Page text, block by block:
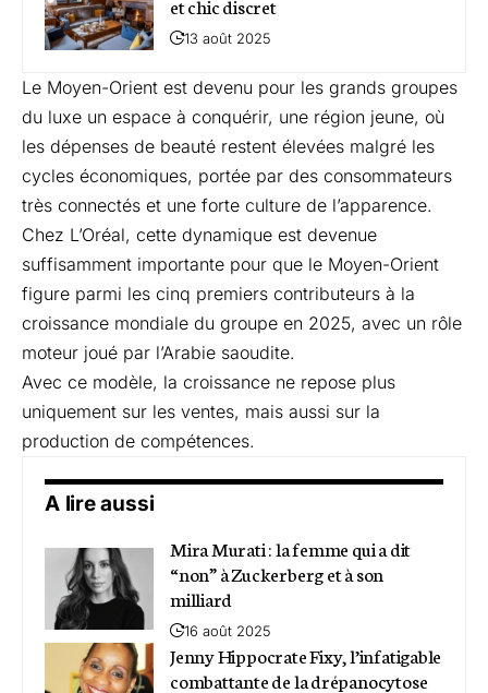
13 août 2025
Le Moyen-Orient est devenu pour les grands groupes
du luxe un espace à conquérir, une région jeune, où
les dépenses de beauté restent élevées malgré les
cycles économiques, portée par des consommateurs
très connectés et une forte culture de l’apparence.
Chez L’Oréal, cette dynamique est devenue
suffisamment importante pour que le Moyen-Orient
figure parmi les cinq premiers contributeurs à la
croissance mondiale du groupe en 2025, avec un rôle
moteur joué par l’Arabie saoudite.
Avec ce modèle, la croissance ne repose plus
uniquement sur les ventes, mais aussi sur la
production de compétences.
A lire aussi
Mira Murati : la femme qui a dit
“non” à Zuckerberg et à son
milliard
16 août 2025
Jenny Hippocrate Fixy, l’infatigable
combattante de la drépanocytose